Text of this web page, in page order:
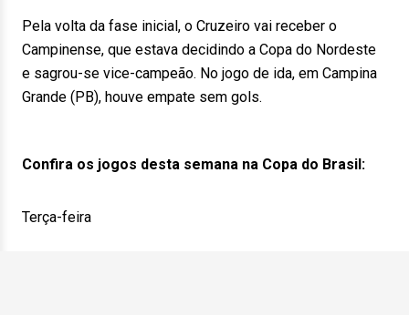
Pela volta da fase inicial, o Cruzeiro vai receber o
Campinense, que estava decidindo a Copa do Nordeste
e sagrou-se vice-campeão. No jogo de ida, em Campina
Grande (PB), houve empate sem gols.
Confira os jogos desta semana na Copa do Brasil:
Terça-feira